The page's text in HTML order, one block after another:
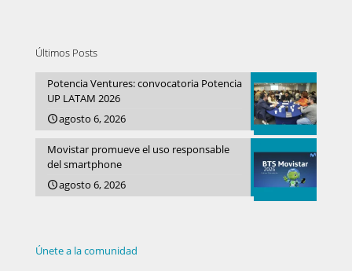
Últimos Posts
Potencia Ventures: convocatoria Potencia
UP LATAM 2026
agosto 6, 2026
Movistar promueve el uso responsable
del smartphone
agosto 6, 2026
Únete a la comunidad